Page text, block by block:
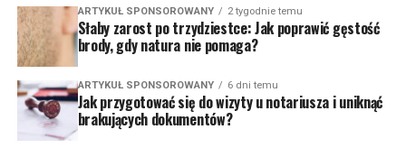
ARTYKUŁ SPONSOROWANY 2 tygodnie temu
Słaby zarost po trzydziestce: Jak poprawić gęstość
brody, gdy natura nie pomaga?
ARTYKUŁ SPONSOROWANY 6 dni temu
Jak przygotować się do wizyty u notariusza i uniknąć
brakujących dokumentów?